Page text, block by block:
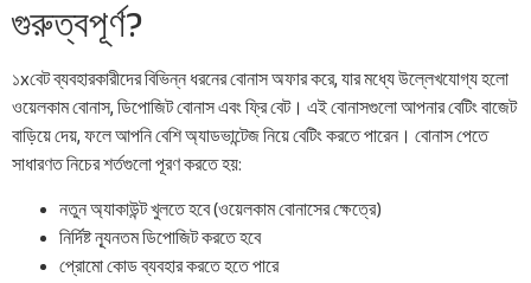
গুরুত্বপূর্ণ?
১xবেট ব্যবহারকারীদের বিভিন্ন ধরনের বোনাস অফার করে, যার মধ্যে উল্লেখযোগ্য হলো
ওয়েলকাম বোনাস, ডিপোজিট বোনাস এবং ফ্রি বেট। এই বোনাসগুলো আপনার বেটিং বাজেট
বাড়িয়ে দেয়, ফলে আপনি বেশি অ্যাডভান্টেজ নিয়ে বেটিং করতে পারেন। বোনাস পেতে
সাধারণত নিচের শর্তগুলো পূরণ করতে হয়:
নতুন অ্যাকাউন্ট খুলতে হবে (ওয়েলকাম বোনাসের ক্ষেত্রে)
নির্দিষ্ট ন্যূনতম ডিপোজিট করতে হবে
প্রোমো কোড ব্যবহার করতে হতে পারে